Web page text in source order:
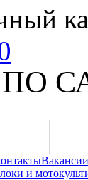
Вакансии
и